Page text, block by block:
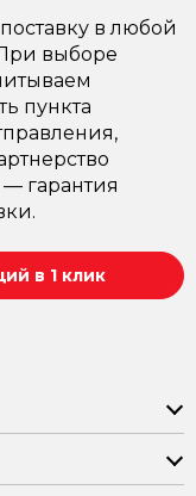
в любой
выборе
пункта
гарантия
в 1 клик